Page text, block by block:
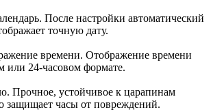
После настройки автоматический
точную дату.
времени. Отображение времени
или 24-часовом формате.
Прочное, устойчивое к царапинам
защищает часы от повреждений.